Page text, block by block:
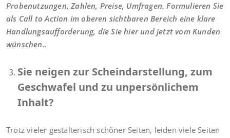
Probenutzungen, Zahlen, Preise, Umfragen. Formulieren Sie
als Call to Action im oberen sichtbaren Bereich eine klare
Handlungsaufforderung, die Sie hier und jetzt vom Kunden
wünschen..
Sie neigen zur Scheindarstellung, zum
Geschwafel und zu unpersönlichem
Inhalt?
Trotz vieler gestalterisch schöner Seiten, leiden viele Seiten